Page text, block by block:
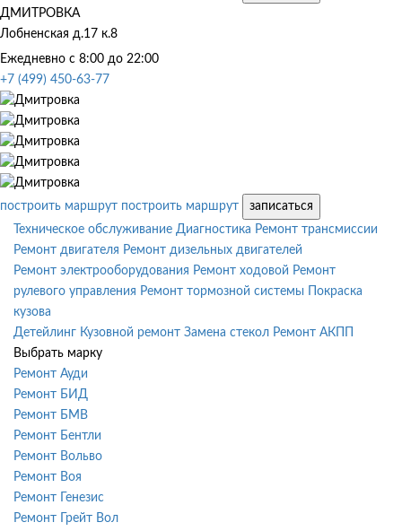
ДМИТРОВКА
Лобненская д.17 к.8
Ежедневно с 8:00 до 22:00
+7 (499) 450-63-77
построить маршрут построить маршрут
записаться
Техническое обслуживание Диагностика Ремонт трансмиссии
Ремонт двигателя Ремонт дизельных двигателей
Ремонт электрооборудования Ремонт ходовой Ремонт
рулевого управления Ремонт тормозной системы
Покраска
кузова
Детейлинг Кузовной ремонт Замена стекол Ремонт АКПП
Выбрать марку
Ремонт Ауди
Ремонт БИД
Ремонт БМВ
Ремонт Бентли
Ремонт Вольво
Ремонт Воя
Ремонт Генезис
Ремонт Грейт Вол